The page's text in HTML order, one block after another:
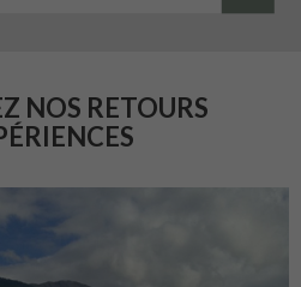
NOS RETOURS